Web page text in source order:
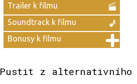
Trailer k filmu
Soundtrack k filmu
Bonusy k filmu
Pustit z alternativního